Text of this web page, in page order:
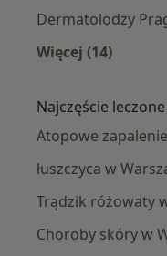
Dermatolodzy
Więcej (14)
Najczęście
Atopowe
łuszczyca w
Trądzik różowaty
Choroby skóry w